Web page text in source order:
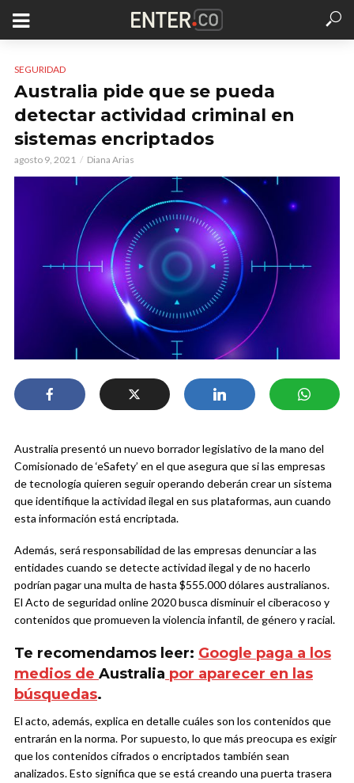
SEGURIDAD
Australia pide que se pueda
detectar actividad criminal en
sistemas encriptados
agosto 9, 2021 Diana Arias
Australia presentó un nuevo borrador legislativo de la mano del
Comisionado de ‘eSafety’ en el que asegura que si las empresas
de tecnología quieren seguir operando deberán crear un sistema
que identifique la actividad ilegal en sus plataformas, aun cuando
esta información está encriptada.
Además, será responsabilidad de las empresas denunciar a las
entidades cuando se detecte actividad ilegal y de no hacerlo
podrían pagar una multa de hasta $555.000 dólares australianos.
El Acto de seguridad online 2020 busca disminuir el ciberacoso y
contenidos que promueven la violencia infantil, de género y racial.
Te recomendamos leer: Google paga a los
medios de Australia por aparecer en las
búsquedas.
El acto, además, explica en detalle cuáles son los contenidos que
entrarán en la norma. Por supuesto, lo que más preocupa es exigir
que los contenidos cifrados o encriptados también sean
analizados. Esto significa que se está creando una puerta trasera